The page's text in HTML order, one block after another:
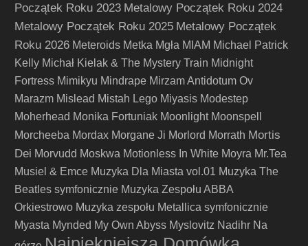
Początek Roku 2023 Metalowy Początek Roku 2024
Metalowy Początek Roku 2025 Metalowy Początek
Roku 2026 Meteroids Metka Mgła MIAM Michael Patrick
Kelly Michał Kielak & The Mystery Train Midnight
Fortress Mimikyu Mindrape Mirzam Antidotum Ov
Marazm Mislead Mistah Lego Miyasis Modestep
Moherhead Monika Fortuniak Moonlight Moonspell
Morcheeba Mordax Morgane Ji Morlord Morrath Mortis
Dei Morvudd Moskwa Motionless In White Moyra Mr.Tea
Musiel & Emce Muzyka Dla Miasta vol.01 Muzyka The
Beatles symfonicznie Muzyka Zespołu ABBA
Orkiestrowo Muzyka zespołu Metallica symfonicznie
Myasta Mynded My Own Abyss Myslovitz Nadihr Na